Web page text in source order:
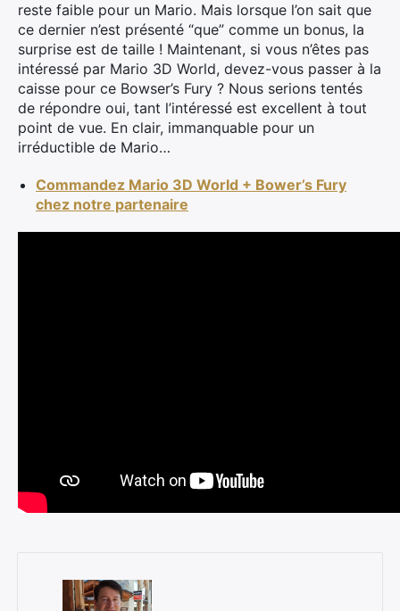
reste faible pour un Mario. Mais lorsque l’on sait que
ce dernier n’est présenté “que” comme un bonus, la
surprise est de taille ! Maintenant, si vous n’êtes pas
intéressé par Mario 3D World, devez-vous passer à la
caisse pour ce Bowser’s Fury ? Nous serions tentés
de répondre oui, tant l’intéressé est excellent à tout
point de vue. En clair, immanquable pour un
irréductible de Mario…
Commandez Mario 3D World + Bower’s Fury
chez notre partenaire